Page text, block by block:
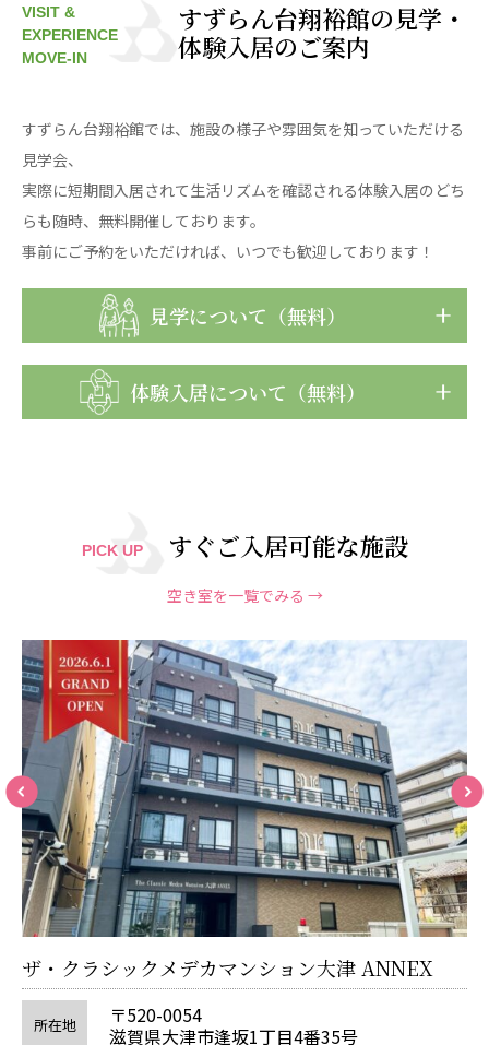
VISIT &
EXPERIENCE
MOVE-IN
すずらん台翔裕館の見学・
体験入居のご案内
すずらん台翔裕館では、施設の様子や雰囲気を知っていただける
見学会、
実際に短期間入居されて生活リズムを確認される体験入居のどち
らも随時、無料開催しております。
事前にご予約をいただければ、いつでも歓迎しております！
見学について（無料）
体験入居について（無料）
PICK UP すぐご入居可能な施設
空き室を一覧でみる →
ザ・クラシックメデカマンション大津 ANNEX
所在地
〒520-0054
滋賀県大津市逢坂1丁目4番35号